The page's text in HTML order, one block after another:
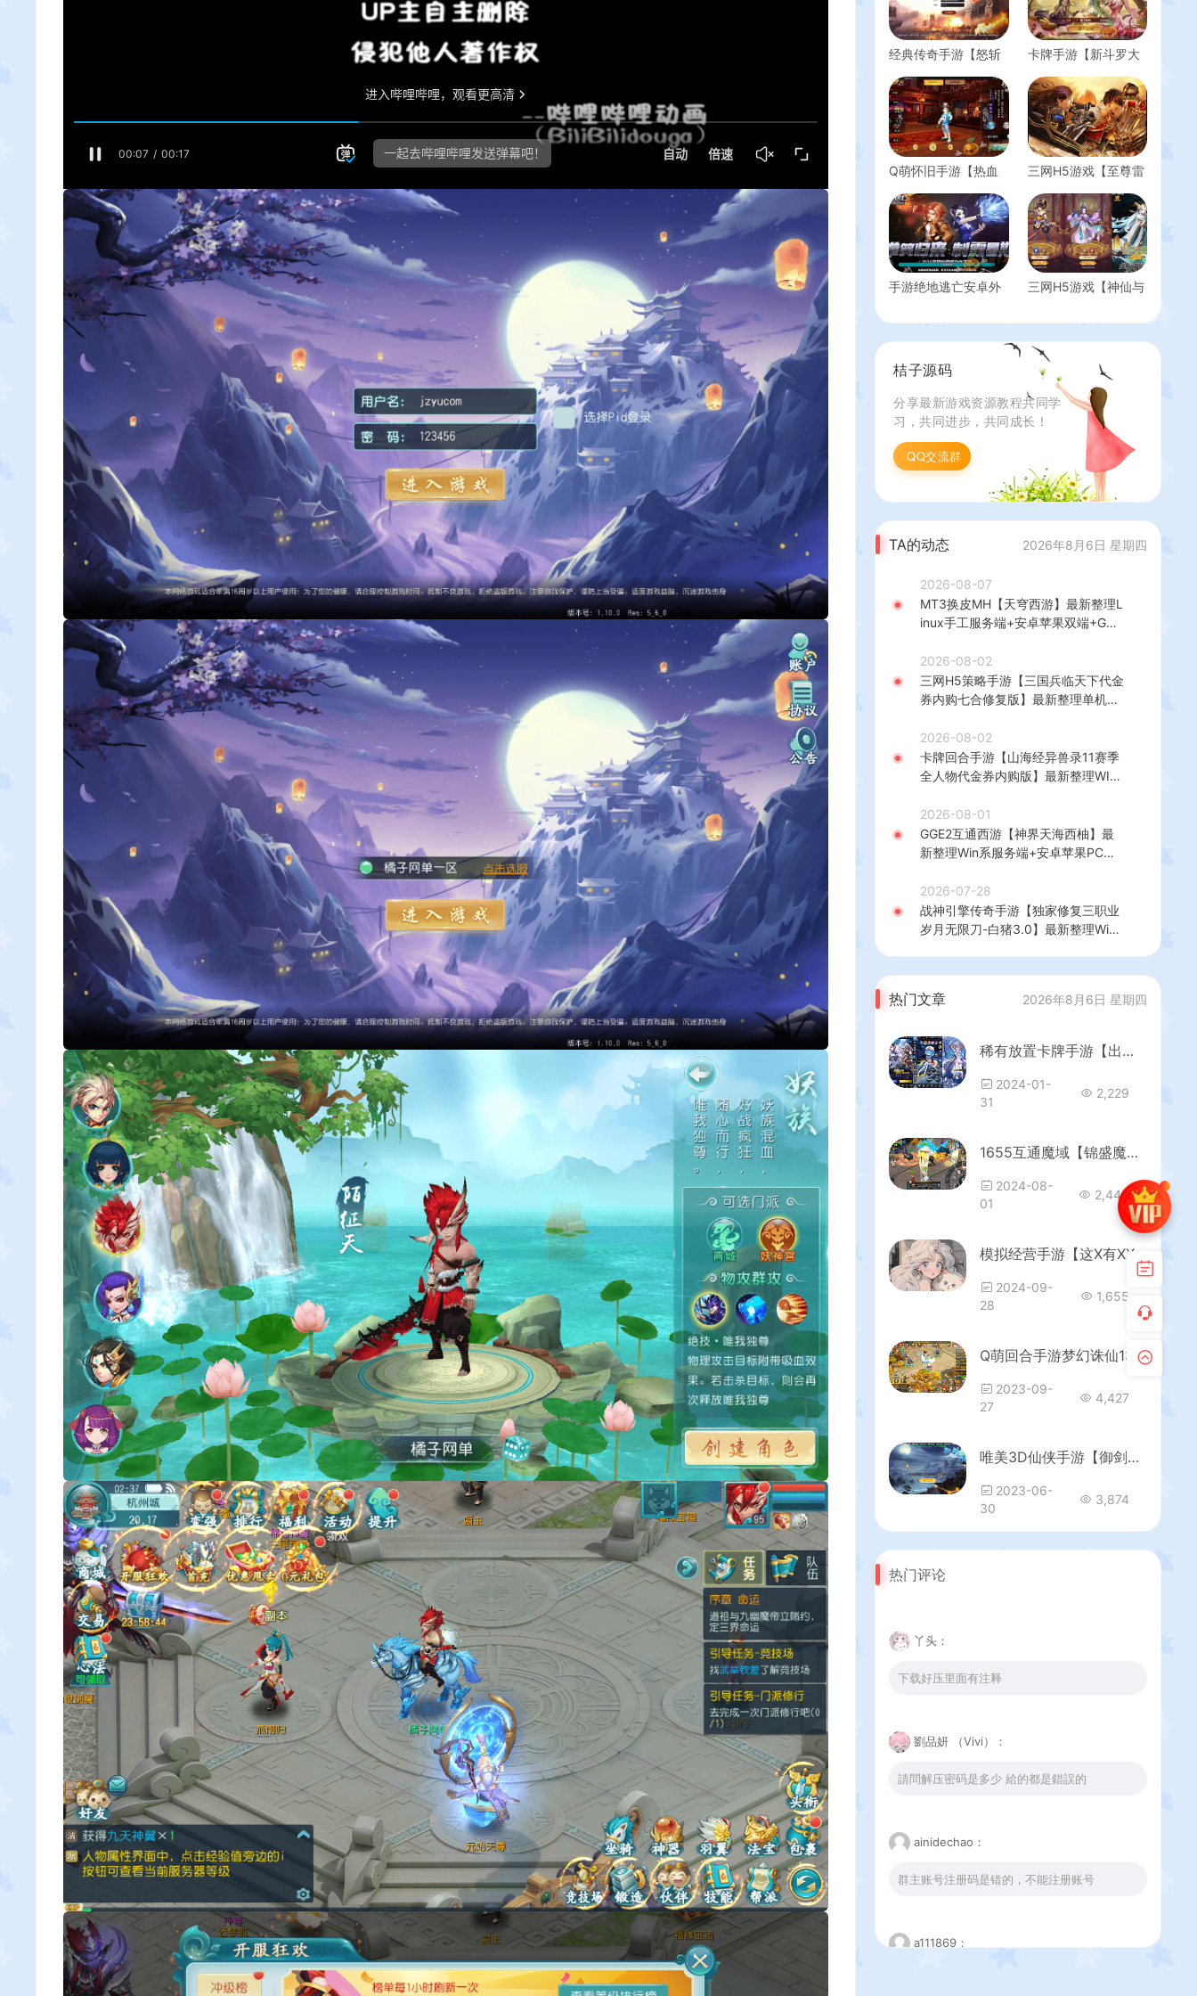
经典传奇手游【怒斩
机一键即玩镜像服务
端+Linux本地学习手
工服务端+GM后台
+详细搭建教程
卡牌手游【新斗罗大
手工端+安卓苹果双
端+GM后台+授权后
台+详细搭建教程
Q萌怀旧手游【热血
新整理Win一键即玩
服务端+安卓苹果双
端+GM后台+详细搭
建教程
三网H5游戏【至尊雷
一键服务端+多区跨
服+GM授权后台+详
细搭建教程
手游绝地逃亡安卓外
+视频教程
三网H5游戏【神仙与
Win系服务端+多区
+GM后台+详细搭建
教程
桔子源码
分享最新游戏资源教程共同学
习，共同进步，共同成长！
QQ交流群
TA的动态 2026年8月6日 星期四
2026-08-07
MT3换皮MH【天穹西游】最新整理L
inux手工服务端+安卓苹果双端+GM
教程
2026-08-02
三网H5策略手游【三国兵临天下代金
券内购七合修复版】最新整理单机一
理后台+GM授权后台+简易安卓客户
端+详细搭建教程+视频教程
2026-08-02
卡牌回合手游【山海经异兽录11赛季
全人物代金券内购版】最新整理WIN
+热更修改工具+安卓+详细搭建教程
2026-08-01
GGE2互通西游【神界天海西柚】最
新整理Win系服务端+安卓苹果PC三
建教程
2026-07-28
战神引擎传奇手游【独家修复三职业
岁月无限刀-白猪3.0】最新整理Win
热门文章 2026年8月6日 星期四
稀有放置卡牌手游【出站！追击！/幻兽天使联盟】最新整理Linux手工服务端+安卓+GM配套物品后台+详细搭建教程
2024-01-
31
2,229
1655互通魔域【锦盛魔域三职业复古版】最新整理Win系半手工服务端+本地验证+本地注册+全套工具+详细搭建教程
2024-08-
01
2,445
模拟经营手游【这X有XX九州修复版】最新整理单机一键即玩镜像端+Linux手工服务端+安卓+管理后台+GM授权后台+详细搭建教程+视频教程
2024-09-
28
1,655
Q萌回合手游梦幻诛仙13职业【九霄梦诛之少年游】最新整理Linux手工端+安卓苹果双端+多功能GM后台+详细搭建教程
2023-09-
27
4,427
唯美3D仙侠手游【御剑问情本地跨服版】最新整理Linux手工服务端+安卓苹果双端+GM授权后台+详细搭建教程
2023-06-
30
3,874
热门评论
丫头：
下载好压里面有注释
劉品妍 （Vivi）：
請問解压密码是多少 給的都是錯誤的
ainidechao：
群主账号注册码是错的，不能注册账号
a111869：